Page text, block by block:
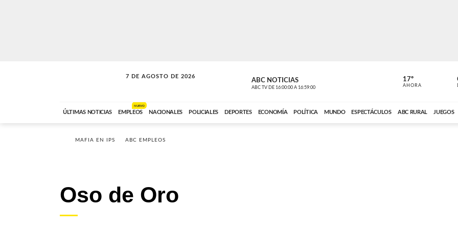
7 DE AGOSTO DE 2026
VITAMINAS ABC NOTICIAS
ABC TV DE 16:00:00 A 16:59:00
ANCHO
ABC CARDINAL
17º
AHORA
ÚLTIMAS NOTICIAS EMPLEOS
NUEVO
NACIONALES POLICIALES DEPORTES ECONOMÍA POLÍTICA MUNDO ESPECTÁCULOS ABC RURAL JUEGOS
MAFIA EN IPS ABC EMPLEOS
Oso de Oro